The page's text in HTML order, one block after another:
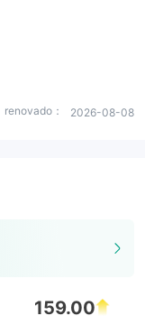
renovado： 2026-08-08
159.00